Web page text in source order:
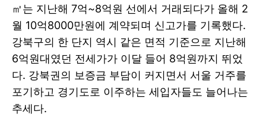
㎡는 지난해 7억~8억원 선에서 거래되다가 올해 2
월 10억8000만원에 계약되며 신고가를 기록했다.
강북구의 한 단지 역시 같은 면적 기준으로 지난해
6억원대였던 전세가가 이달 들어 8억원까지 뛰었
다. 강북권의 보증금 부담이 커지면서 서울 거주를
포기하고 경기도로 이주하는 세입자들도 늘어나는
추세다.